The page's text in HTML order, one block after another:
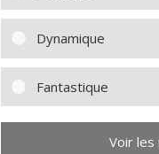
Dynamique
Fantastique
Voir